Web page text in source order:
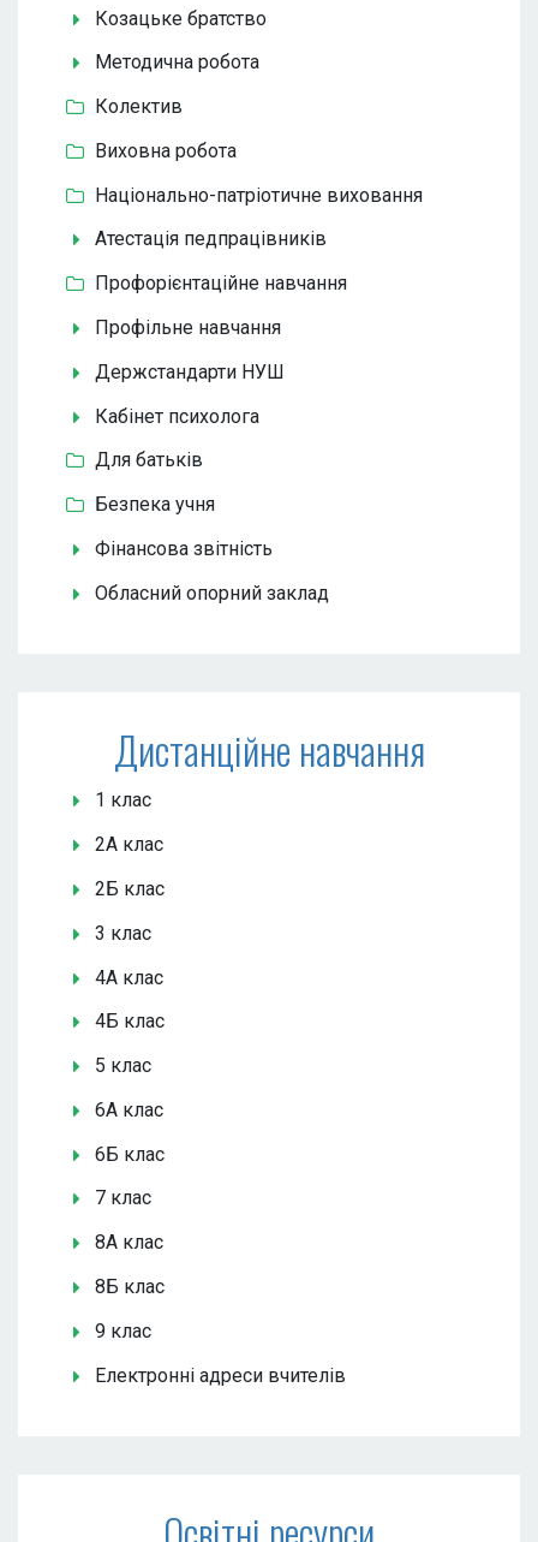
Козацьке братство
Методична робота
Колектив
Виховна робота
Національно-патріотичне виховання
Атестація педпрацівників
Профорієнтаційне навчання
Профільне навчання
Держстандарти НУШ
Кабінет психолога
Для батьків
Безпека учня
Фінансова звітність
Обласний опорний заклад
Дистанційне навчання
1 клас
2А клас
2Б клас
3 клас
4А клас
4Б клас
5 клас
6А клас
6Б клас
7 клас
8А клас
8Б клас
9 клас
Електронні адреси вчителів